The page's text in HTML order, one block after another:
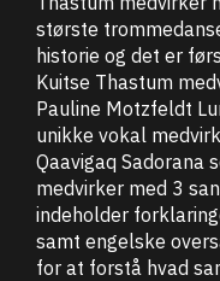
største
historie og det er
Kuitse Thastum
Pauline Motzfeldt
unikke vokal
Qaavigaq Sadorana
medvirker med 3
indeholder
samt engelske
for at forstå hvad